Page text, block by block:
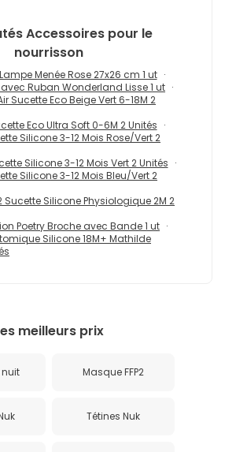
Accessoires pour le
nourrisson
Menée Rose 27x26 cm 1 ut
Ruban Wonderland Lisse 1 ut
Sucette Eco Beige Vert 6-18M 2
Eco Ultra Soft 0-6M 2 Unités
Silicone 3-12 Mois Rose/Vert 2
Silicone 3-12 Mois Vert 2 Unités
Silicone 3-12 Mois Bleu/Vert 2
Sucette Silicone Physiologique 2M 2
Poetry Broche avec Bande 1 ut
Silicone 18M+ Mathilde
meilleurs prix
Masque FFP2
Tétines Nuk